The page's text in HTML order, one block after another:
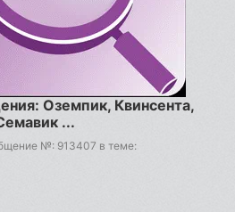
Оземпик, Квинсента,
...
№: 913407 в теме: